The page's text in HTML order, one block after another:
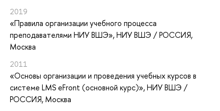
2019
«Правила организации учебного процесса
преподавателями НИУ ВШЭ», НИУ ВШЭ / РОССИЯ,
Москва
2011
«Основы организации и проведения учебных курсов в
системе LMS eFront (основной курс)», НИУ ВШЭ /
РОССИЯ, Москва